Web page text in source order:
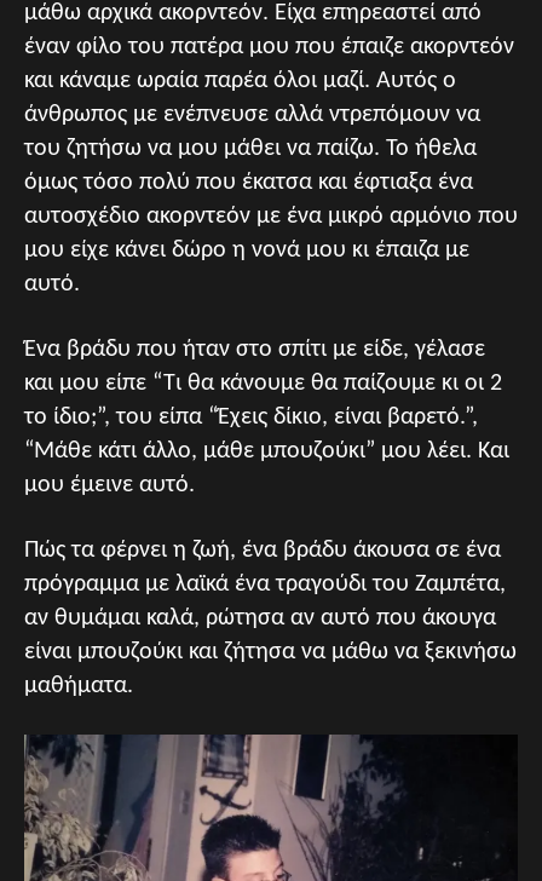
μάθω αρχικά ακορντεόν. Είχα επηρεαστεί από
έναν φίλο του πατέρα μου που έπαιζε ακορντεόν
και κάναμε ωραία παρέα όλοι μαζί. Αυτός ο
άνθρωπος με ενέπνευσε αλλά ντρεπόμουν να
του ζητήσω να μου μάθει να παίζω. Το ήθελα
όμως τόσο πολύ που έκατσα και έφτιαξα ένα
αυτοσχέδιο ακορντεόν με ένα μικρό αρμόνιο που
μου είχε κάνει δώρο η νονά μου κι έπαιζα με
αυτό.
Ένα βράδυ που ήταν στο σπίτι με είδε, γέλασε
και μου είπε “Τι θα κάνουμε θα παίζουμε κι οι 2
το ίδιο;”, του είπα “Έχεις δίκιο, είναι βαρετό.”,
“Μάθε κάτι άλλο, μάθε μπουζούκι” μου λέει. Και
μου έμεινε αυτό.
Πώς τα φέρνει η ζωή, ένα βράδυ άκουσα σε ένα
πρόγραμμα με λαϊκά ένα τραγούδι του Ζαμπέτα,
αν θυμάμαι καλά, ρώτησα αν αυτό που άκουγα
είναι μπουζούκι και ζήτησα να μάθω να ξεκινήσω
μαθήματα.